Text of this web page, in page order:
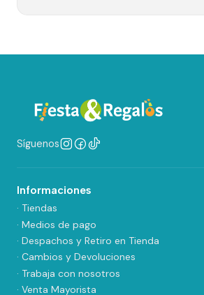
Síguenos
Informaciones
· Tiendas
· Medios de pago
· Despachos y Retiro en Tienda
· Cambios y Devoluciones
· Trabaja con nosotros
· Venta Mayorista